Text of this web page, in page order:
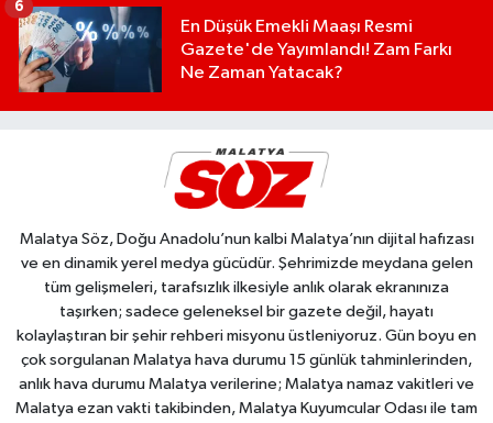
En Düşük Emekli Maaşı Resmi
Gazete'de Yayımlandı! Zam Farkı
Ne Zaman Yatacak?
6
Malatya Söz, Doğu Anadolu’nun kalbi Malatya’nın dijital hafızası
ve en dinamik yerel medya gücüdür. Şehrimizde meydana gelen
tüm gelişmeleri, tarafsızlık ilkesiyle anlık olarak ekranınıza
taşırken; sadece geleneksel bir gazete değil, hayatı
kolaylaştıran bir şehir rehberi misyonu üstleniyoruz. Gün boyu en
çok sorgulanan Malatya hava durumu 15 günlük tahminlerinden,
anlık hava durumu Malatya verilerine; Malatya namaz vakitleri ve
Malatya ezan vakti takibinden, Malatya Kuyumcular Odası ile tam